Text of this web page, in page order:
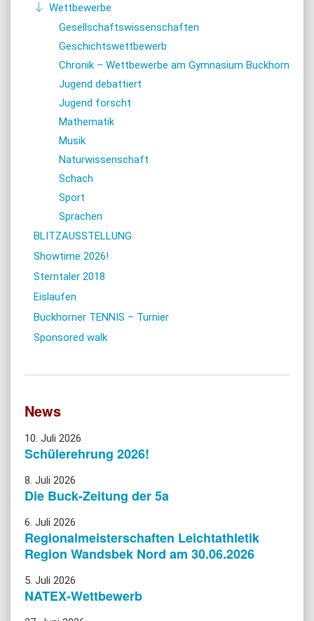
Wettbewerbe
Gesellschaftswissenschaften
Geschichtswettbewerb
Chronik – Wettbewerbe am Gymnasium Buckhorn
Jugend debattiert
Jugend forscht
Mathematik
Musik
Naturwissenschaft
Schach
Sport
Sprachen
BLITZAUSSTELLUNG
Showtime 2026!
Sterntaler 2018
Eislaufen
Buckhorner TENNIS – Turnier
Sponsored walk
News
10. Juli 2026
Schülerehrung 2026!
8. Juli 2026
Die Buck-Zeitung der 5a
6. Juli 2026
Regionalmeisterschaften Leichtathletik
Region Wandsbek Nord am 30.06.2026
5. Juli 2026
NATEX-Wettbewerb